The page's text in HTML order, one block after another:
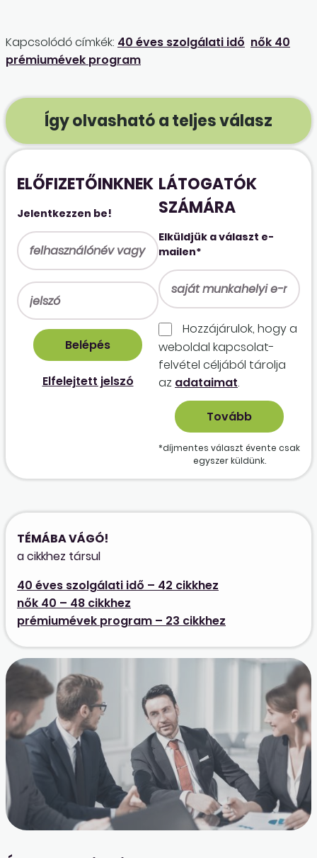
Kapcsolódó címkék: 40 éves szolgálati idő nők 40
prémiumévek program
Így olvasható a teljes válasz
ELŐFIZETŐINKNEK
Jelentkezzen be!
Elfelejtett jelszó
LÁTOGATÓK
SZÁMÁRA
Elküldjük a választ e-
mailen*
Hozzájárulok, hogy a
weboldal kapcso­lat­
felvétel céljából tárolja
az adataimat.
*díjmentes választ évente csak
egyszer küldünk.
TÉMÁBA VÁGÓ!
a cikkhez társul
40 éves szolgálati idő – 42 cikkhez
nők 40 – 48 cikkhez
prémiumévek program – 23 cikkhez